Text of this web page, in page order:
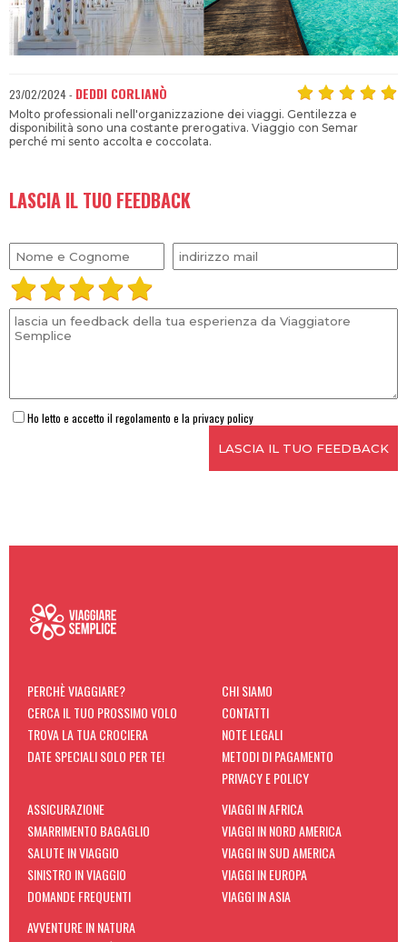
23/02/2024 - DEDDI CORLIANÒ
Molto professionali nell'organizzazione dei viaggi. Gentilezza e
disponibilità sono una costante prerogativa. Viaggio con Semar
perché mi sento accolta e coccolata.
LASCIA IL TUO FEEDBACK
Ho letto e accetto il regolamento e la privacy policy
PERCHÈ VIAGGIARE?
CERCA IL TUO PROSSIMO VOLO
TROVA LA TUA CROCIERA
DATE SPECIALI SOLO PER TE!
CHI SIAMO
CONTATTI
NOTE LEGALI
METODI DI PAGAMENTO
PRIVACY E POLICY
ASSICURAZIONE
SMARRIMENTO BAGAGLIO
SALUTE IN VIAGGIO
SINISTRO IN VIAGGIO
DOMANDE FREQUENTI
VIAGGI IN AFRICA
VIAGGI IN NORD AMERICA
VIAGGI IN SUD AMERICA
VIAGGI IN EUROPA
VIAGGI IN ASIA
AVVENTURE IN NATURA